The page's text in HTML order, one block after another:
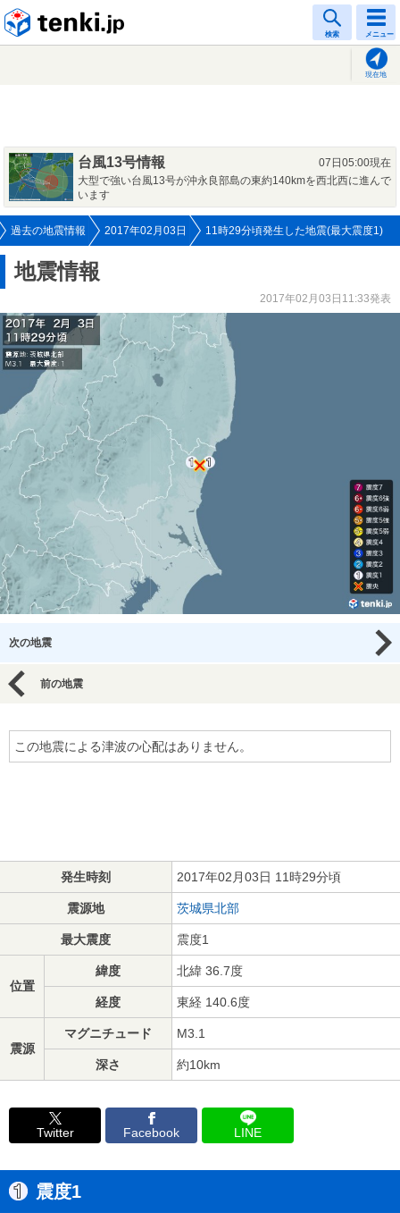
検索 メニュー
現在地
台風13号情報
07日05:00現在
大型で強い台風13号が沖永良部島の東約140kmを西北西に進んで
います
過去の地震情報 2017年02月03日 11時29分頃発生した地震(最大震度1)
地震情報
2017年02月03日11:33発表
次の地震
前の地震
この地震による津波の心配はありません。
発生時刻 2017年02月03日 11時29分頃
震源地 茨城県北部
最大震度 震度1
位置
緯度 北緯 36.7度
経度 東経 140.6度
震源
マグニチュード M3.1
深さ 約10km
Twitter Facebook LINE
震度1